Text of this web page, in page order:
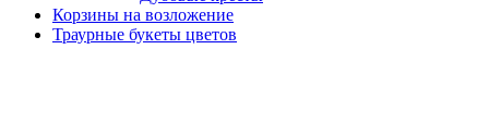
Корзины на возложение
Траурные букеты цветов